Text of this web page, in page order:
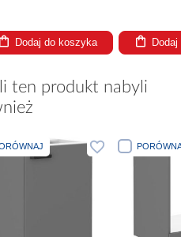
Dodaj do koszyka
ten produkt nabyli